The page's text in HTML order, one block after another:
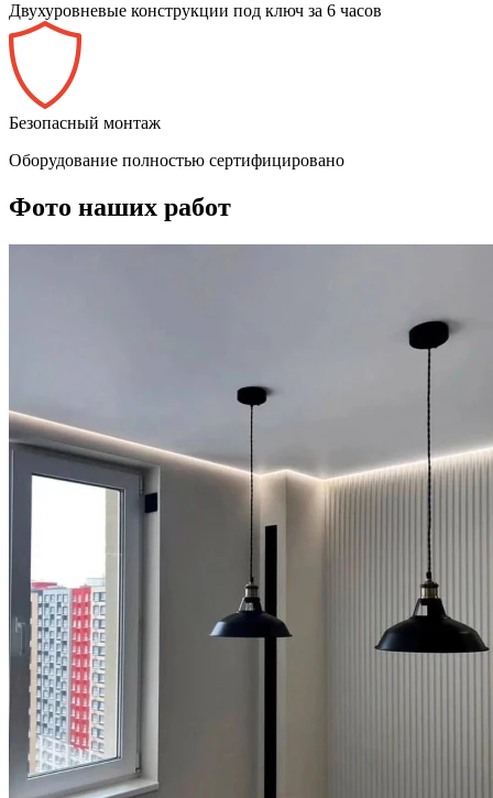
Двухуровневые конструкции под ключ за 6 часов
Безопасный монтаж
Оборудование полностью сертифицировано
Фото наших работ